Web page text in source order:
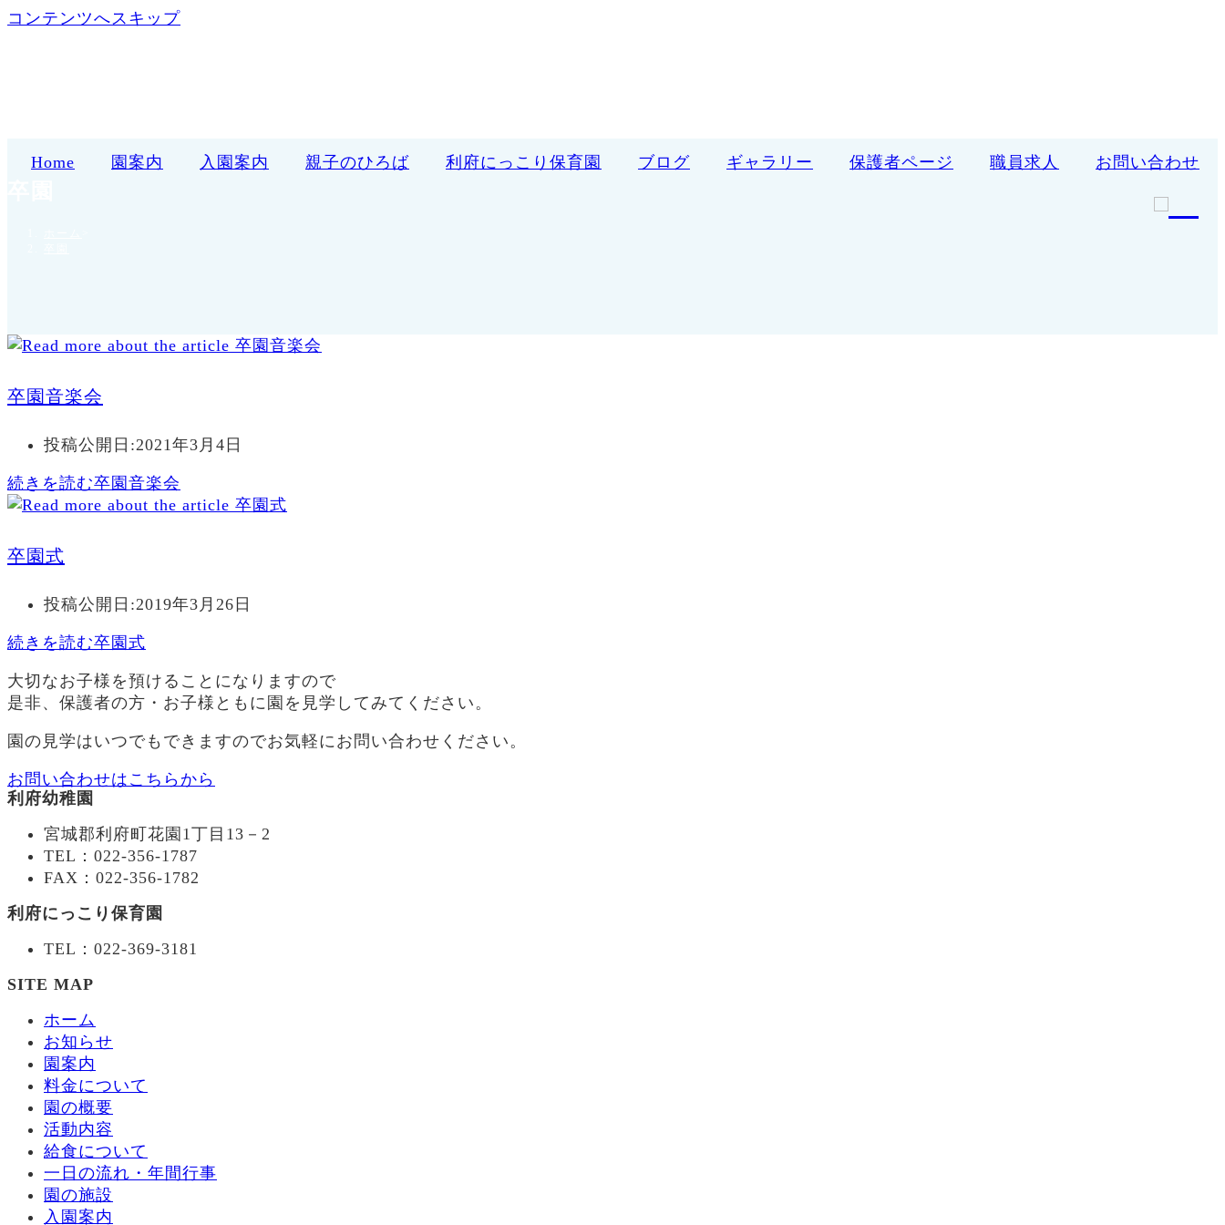
コンテンツへスキップ
Home 園案内 入園案内 親子のひろば 利府にっこり保育園 ブログ ギャラリー 保護者ページ 職員求人 お問い合わせ
卒園音楽会
投稿公開日:2021年3月4日
続きを読む卒園音楽会
卒園式
投稿公開日:2019年3月26日
続きを読む卒園式
大切なお子様を預けることになりますので
是非、保護者の方・お子様ともに園を見学してみてください。
園の見学はいつでもできますのでお気軽にお問い合わせください。
お問い合わせはこちらから
利府幼稚園
宮城郡利府町花園1丁目13－2
TEL：022-356-1787
FAX：022-356-1782
利府にっこり保育園
TEL：022-369-3181
SITE MAP
ホーム
お知らせ
園案内
料金について
園の概要
活動内容
給食について
一日の流れ・年間行事
園の施設
入園案内